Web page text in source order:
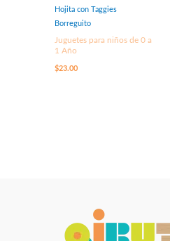
Hojita con Taggies
Borreguito
Juguetes para niños de 0 a
1 Año
$23.00